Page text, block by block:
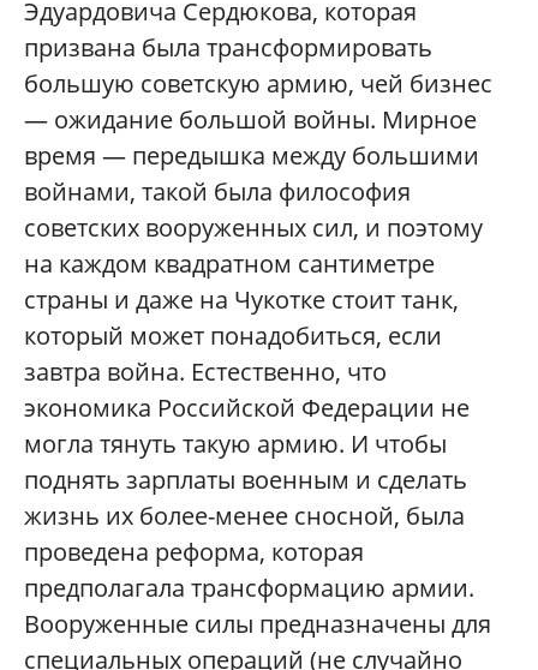
Эдуардовича Сердюкова, которая
призвана была трансформировать
большую советскую армию, чей бизнес
— ожидание большой войны. Мирное
время — передышка между большими
войнами, такой была философия
советских вооруженных сил, и поэтому
на каждом квадратном сантиметре
страны и даже на Чукотке стоит танк,
который может понадобиться, если
завтра война. Естественно, что
экономика Российской Федерации не
могла тянуть такую армию. И чтобы
поднять зарплаты военным и сделать
жизнь их более-менее сносной, была
проведена реформа, которая
предполагала трансформацию армии.
Вооруженные силы предназначены для
специальных операций (не случайно